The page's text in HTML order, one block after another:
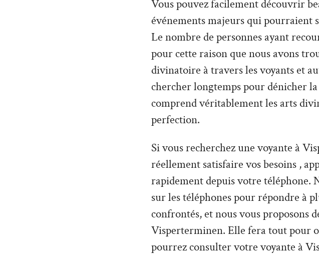
Vous pouvez facilement découvrir
événements majeurs qui pourraient
Le nombre de personnes ayant
pour cette raison que nous avons
divinatoire à travers les voyants et
chercher longtemps pour dénicher
comprend véritablement les arts
perfection.
Si vous recherchez une voyante à
réellement satisfaire vos besoins ,
rapidement depuis votre téléphone.
sur les téléphones pour répondre à
confrontés, et nous vous proposons
Visperterminen. Elle fera tout pour
pourrez consulter votre voyante à